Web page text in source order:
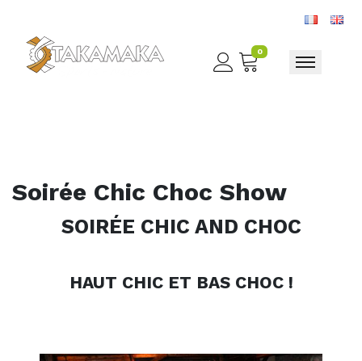
0
Toggle
Soirée Chic Choc Show
SOIRÉE CHIC AND CHOC
HAUT CHIC ET BAS CHOC !